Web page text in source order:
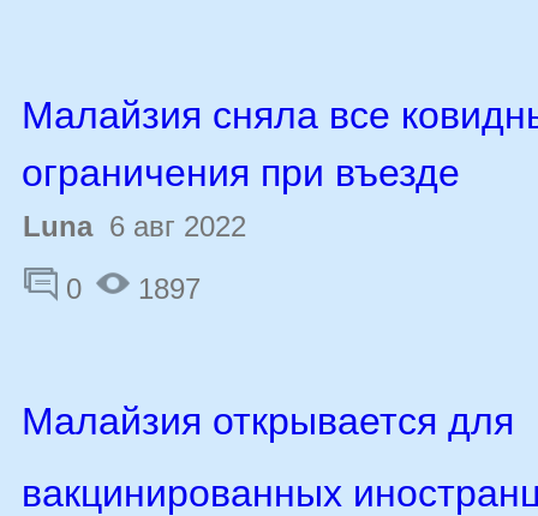
Малайзия сняла все
ограничения при въезде
Luna6 авг 2022
0
1897
Малайзия открывается для
вакцинированных